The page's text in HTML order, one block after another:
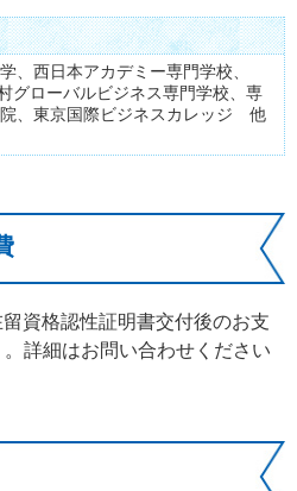
、西日本アカデミー専門学校、
グローバルビジネス専門学校、専
、東京国際ビジネスカレッジ 他
資格認性証明書交付後のお支
詳細はお問い合わせください